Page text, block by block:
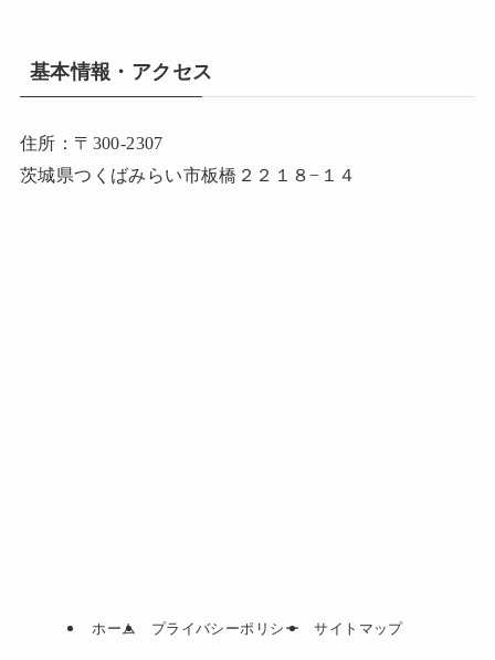
基本情報・アクセス
住所：〒300-2307
茨城県つくばみらい市板橋２２１８−１４
ホーム プライバシーポリシー サイトマップ